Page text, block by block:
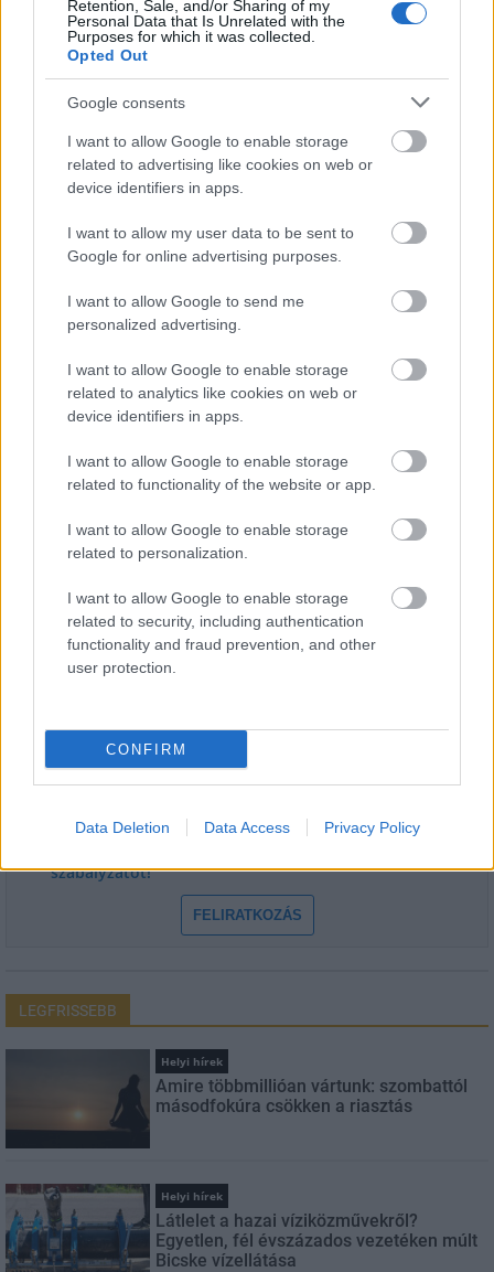
Retention, Sale, and/or Sharing of my
Personal Data that Is Unrelated with the
Purposes for which it was collected.
Opted Out
Google consents
I want to allow Google to enable storage
related to advertising like cookies on web or
device identifiers in apps.
I want to allow my user data to be sent to
Google for online advertising purposes.
I want to allow Google to send me
personalized advertising.
I want to allow Google to enable storage
related to analytics like cookies on web or
device identifiers in apps.
I want to allow Google to enable storage
related to functionality of the website or app.
I want to allow Google to enable storage
related to personalization.
I want to allow Google to enable storage
related to security, including authentication
functionality and fraud prevention, and other
user protection.
CONFIRM
Data Deletion Data Access Privacy Policy
Miért kulcsfontosságú a korszerű légtechnika az
egészségügyi intézményekben?
HÍRLEVÉL
E-mail cím
szabályzatot!
FELIRATKOZÁS
LEGFRISSEBB
Helyi hírek
Amire többmillióan vártunk: szombattól
másodfokúra csökken a riasztás
Helyi hírek
Látlelet a hazai víziközművekről?
Egyetlen, fél évszázados vezetéken múlt
Bicske vízellátása